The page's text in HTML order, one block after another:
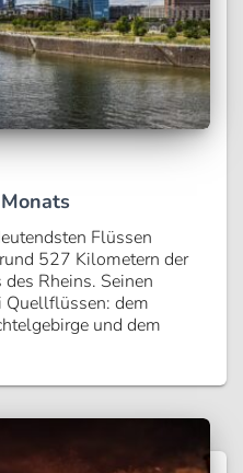
Flüssen
527 Kilometern der
Rheins. Seinen
Quellflüssen: dem
und dem